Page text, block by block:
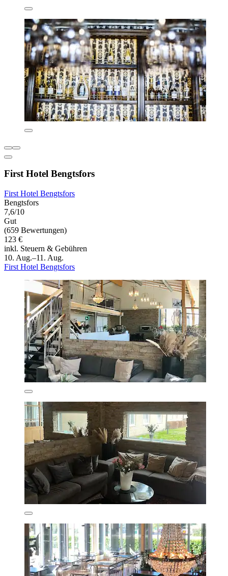
First Hotel Bengtsfors
First Hotel Bengtsfors
Bengtsfors
7,6/10
Gut
(659 Bewertungen)
123 €
inkl. Steuern & Gebühren
10. Aug.–11. Aug.
First Hotel Bengtsfors